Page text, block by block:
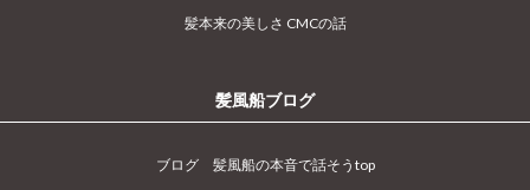
髪本来の美しさ CMCの話
髪風船ブログ
ブログ 髪風船の本音で話そうtop